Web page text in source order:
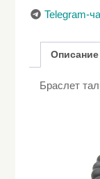
АльгизTelegram-
Описание
Браслет